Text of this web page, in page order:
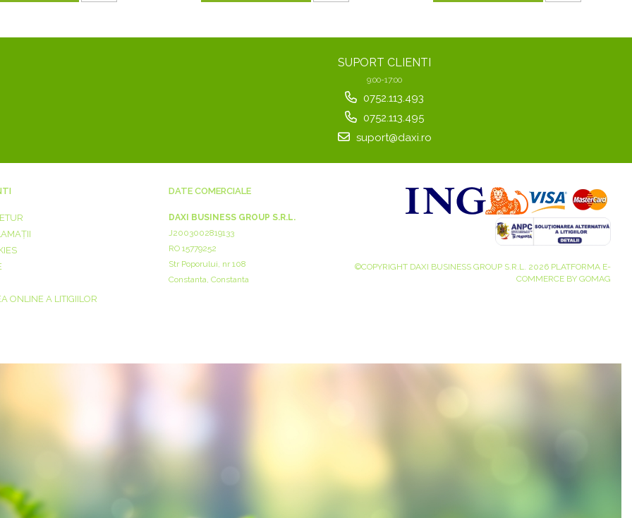
SUPORT CLIENTI
9:00-17:00
0752.113.493
0752.113.495
suport@daxi.ro
ONLINE A LITIGIILOR
DATE COMERCIALE
DAXI BUSINESS GROUP S.R.L.
J2003002819133
RO 15779252
Str Poporului, nr 108
Constanta, Constanta
©COPYRIGHT DAXI BUSINESS GROUP S.R.L. 2026 PLATFORMA E-
COMMERCE BY GOMAG